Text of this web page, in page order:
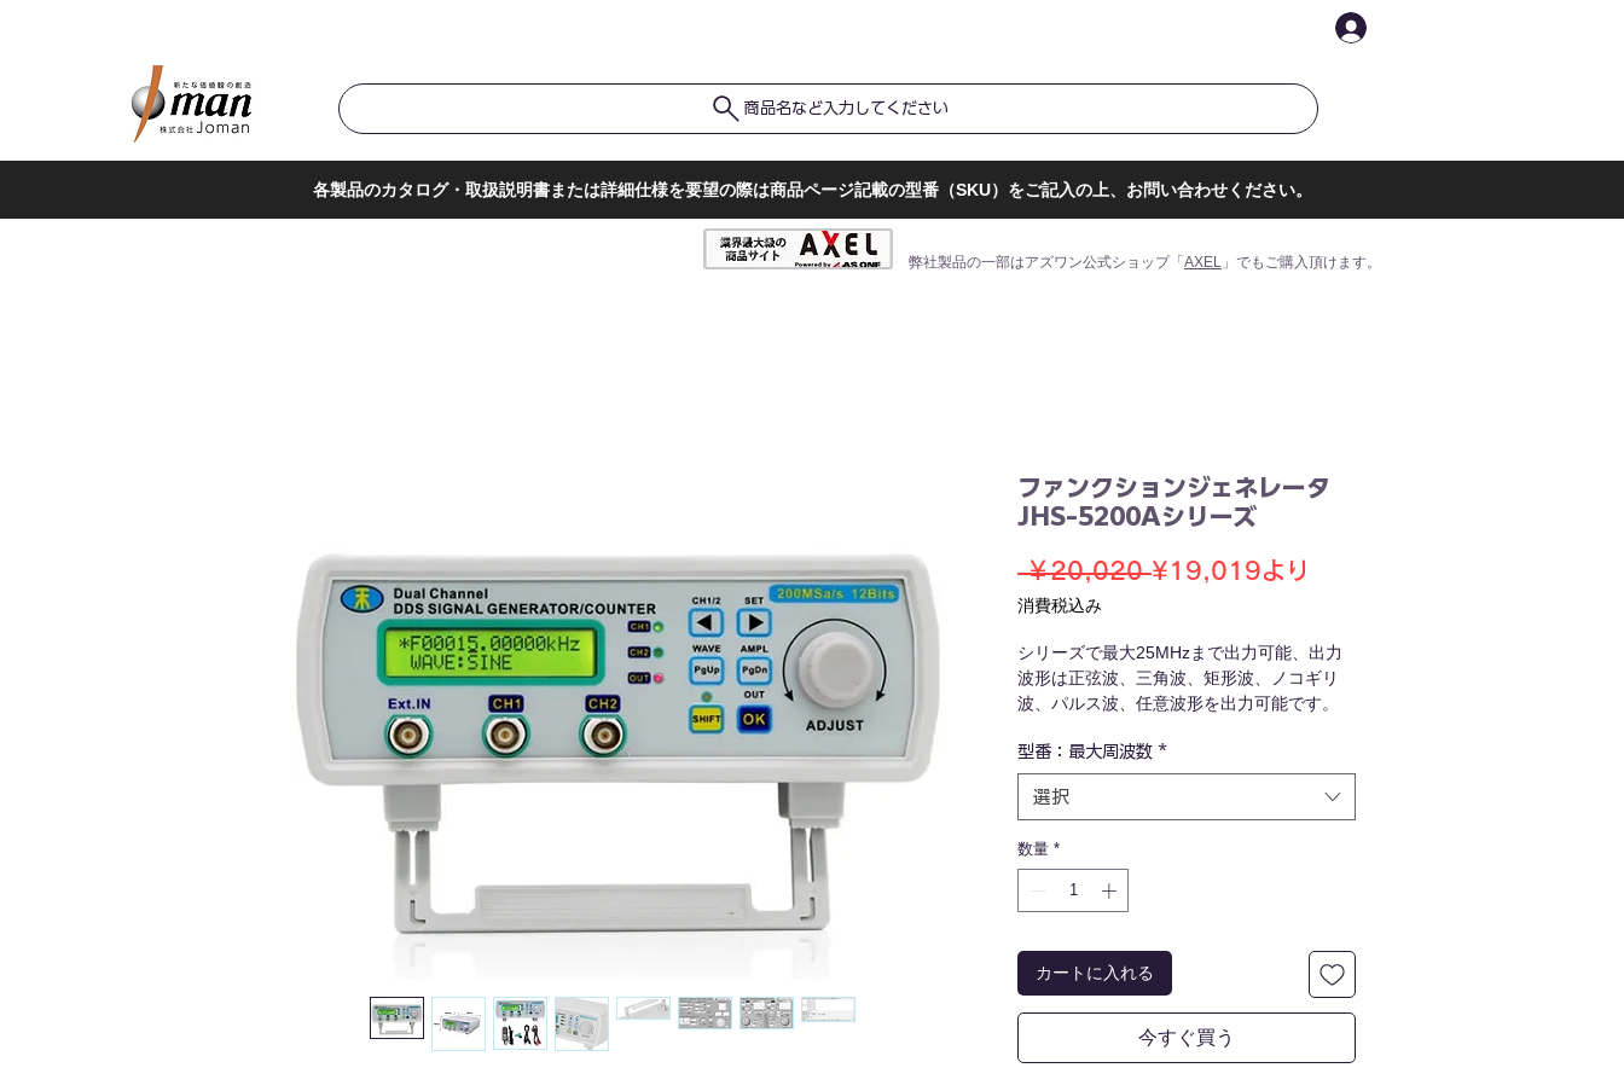
商品名など入力してください
各製品のカタログ・取扱説明書または詳細仕様を要望の際は商品ページ記載の型番（SKU）をご記入の上、お問い合わせください。
弊社製品の一部はアズワン公式ショップ「 AXEL 」でもご購入頂けます。
ファンクションジェネレータ
JHS-5200Aシリーズ
￥20,020 通
格
¥19,019より
価
格
消費税込み
シリーズで最大25MHzまで出力可能、出力
波形は正弦波、三角波、矩形波、ノコギリ
波、パルス波、任意波形を出力可能です。
ルすることで、製品のコントロールをPC上
で行うことができます。
※WindowsOSのみ対応
型番：最大周波数 *
選択
数量 *
カートに入れる
今すぐ買う